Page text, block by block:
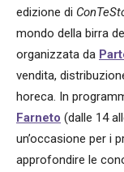
edizione di
mondo della birra
organizzata da
vendita,
horeca. In
Farneto (dalle 14
un’occasione per i
approfondire le